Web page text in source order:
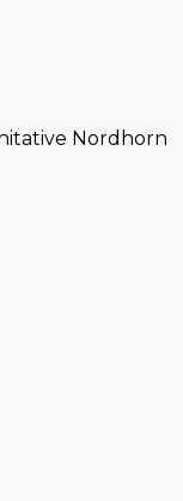
Nordhorn